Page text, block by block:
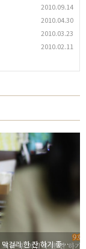
2010.09.14
2010.04.30
2010.03.23
2010.02.11
[강서구 맛집] 막걸리 한 잔 하기 좋은 집